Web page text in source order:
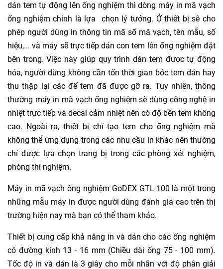
dán tem tự động lên ống nghiệm thì dòng máy in mã vạch
ống nghiệm chính là lựa chọn lý tưởng. Ở thiết bị sẽ cho
phép người dùng in thông tin mã số mã vạch, tên mẫu, số
hiệu,... và máy sẽ trực tiếp dán con tem lên ống nghiệm đặt
bên trong. Việc này giúp quy trình dán tem được tự động
hóa, người dùng không cần tốn thời gian bóc tem dán hay
thu thập lại các đế tem đã được gỡ ra. Tuy nhiên, thông
thường máy in mã vạch ống nghiệm sẽ dùng công nghệ in
nhiệt trực tiếp và decal cảm nhiệt nên có độ bền tem không
cao. Ngoài ra, thiết bị chỉ tạo tem cho ống nghiệm mà
không thể ứng dụng trong các nhu cầu in khác nên thường
chỉ được lựa chọn trang bị trong các phòng xét nghiệm,
phòng thí nghiệm.
Máy in mã vạch ống nghiệm GoDEX GTL-100 là một trong
những mẫu máy in được người dùng đánh giá cao trên thị
trường hiện nay mà bạn có thể tham khảo.
Thiết bị cung cấp khả năng in và dán cho các ống nghiệm
có đường kính 13 - 16 mm (Chiều dài ống 75 - 100 mm).
Tốc độ in và dán là 3 giây cho mỗi nhãn với độ phân giải